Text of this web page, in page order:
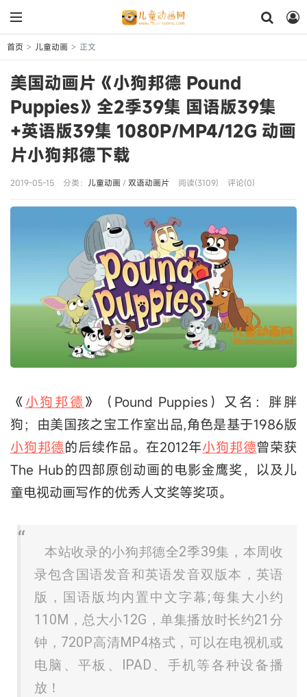
首页 > 儿童动画 > 正文
美国动画片《小狗邦德 Pound
Puppies》全2季39集 国语版39集
+英语版39集 1080P/MP4/12G 动画
片小狗邦德下载
2019-05-15 分类： 儿童动画 / 双语动画片 阅读(3109) 评论(0)
《 小狗邦德》（Pound Puppies）又名：胖胖
狗；由美国孩之宝工作室出品,角色是基于1986版
小狗邦德的后续作品。在2012年小狗邦德曾荣获
The Hub的四部原创动画的电影金鹰奖，以及儿
童电视动画写作的优秀人文奖等奖项。
本站收录的小狗邦德全2季39集，本周收
录包含国语发音和英语发音双版本，英语
版，国语版均内置中文字幕;每集大小约
110M，总大小12G，单集播放时长约21分
钟，720P高清MP4格式，可以在电视机或
电脑、平板、IPAD、手机等各种设备播
放！